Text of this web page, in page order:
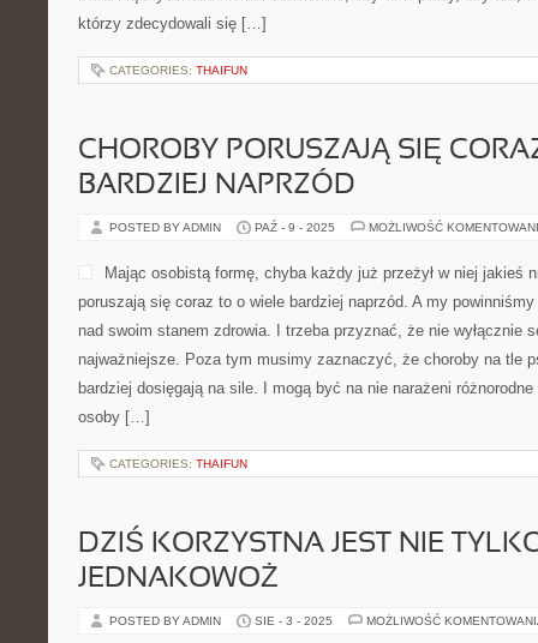
którzy zdecydowali się […]
CATEGORIES: THAIFUN
CHOROBY PORUSZAJĄ SIĘ
BARDZIEJ NAPRZÓD
POSTED BY ADMIN PAŹ - 9 - 2025 MOŻLIWOŚĆ
Mając osobistą formę, chyba każdy już przeżył w niej jakieś
poruszają się coraz to o wiele bardziej naprzód. A my
nad swoim stanem zdrowia. I trzeba przyznać, że nie wyłącznie
najważniejsze. Poza tym musimy zaznaczyć, że choroby na tle
bardziej dosięgają na sile. I mogą być na nie narażeni
osoby […]
CATEGORIES: THAIFUN
DZIŚ KORZYSTNA JEST NIE
JEDNAKOWOŻ
POSTED BY ADMIN SIE - 3 - 2025 MOŻLIWOŚĆ